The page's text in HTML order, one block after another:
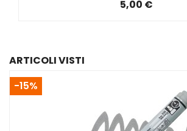
5,00 €
ARTICOLI VISTI
-15%